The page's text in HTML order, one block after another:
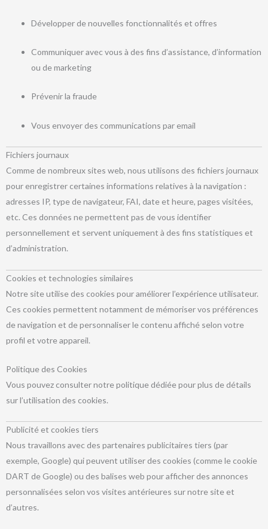
Développer de nouvelles fonctionnalités et offres
Communiquer avec vous à des fins d’assistance, d’information
ou de marketing
Prévenir la fraude
Vous envoyer des communications par email
Fichiers journaux
Comme de nombreux sites web, nous utilisons des fichiers journaux
pour enregistrer certaines informations relatives à la navigation :
adresses IP, type de navigateur, FAI, date et heure, pages visitées,
etc. Ces données ne permettent pas de vous identifier
personnellement et servent uniquement à des fins statistiques et
d’administration.
Cookies et technologies similaires
Notre site utilise des cookies pour améliorer l’expérience utilisateur.
Ces cookies permettent notamment de mémoriser vos préférences
de navigation et de personnaliser le contenu affiché selon votre
profil et votre appareil.
Politique des Cookies
Vous pouvez consulter notre politique dédiée pour plus de détails
sur l’utilisation des cookies.
Publicité et cookies tiers
Nous travaillons avec des partenaires publicitaires tiers (par
exemple, Google) qui peuvent utiliser des cookies (comme le cookie
DART de Google) ou des balises web pour afficher des annonces
personnalisées selon vos visites antérieures sur notre site et
d’autres.